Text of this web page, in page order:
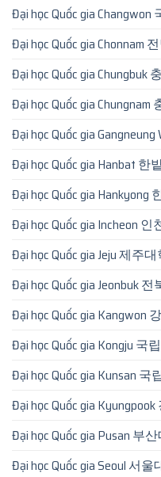
Đại học Quốc gia
Đại học Quốc gia Chonnam
Đại học Quốc gia Chungbuk
Đại học Quốc gia Chungnam
Đại học Quốc gia
Đại học Quốc gia Hanbat 한
Đại học Quốc gia Hankyong
Đại học Quốc gia Incheon
Đại học Quốc gia Jeju 제주
Đại học Quốc gia Jeonbuk
Đại học Quốc gia Kangwon
Đại học Quốc gia Kongju 국
Đại học Quốc gia Kunsan
Đại học Quốc gia
Đại học Quốc gia Pusan 부
Đại học Quốc gia Seoul 서울